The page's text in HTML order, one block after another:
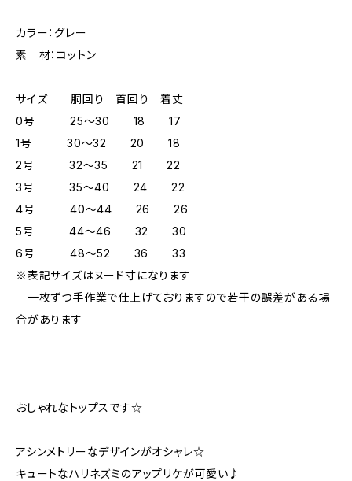
カラー：グレー
素 材：コットン
サイズ 胴回り 首回り 着丈
0号 25～30 18 17
1号 30～32 20 18
2号 32～35 21 22
3号 35～40 24 22
4号 40～44 26 26
5号 44～46 32 30
6号 48～52 36 33
※表記サイズはヌード寸になります
一枚ずつ手作業で仕上げておりますので若干の誤差がある場
合があります
おしゃれなトップスです☆
アシンメトリーなデザインがオシャレ☆
キュートなハリネズミのアップリケが可愛い♪